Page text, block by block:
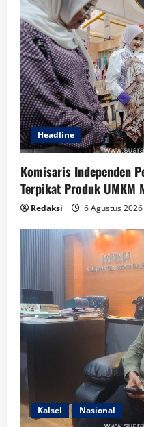
Headline
Komisaris Independen
Terpikat Produk UMKM
Redaksi 6 Agustus 2026
Kalsel Nasional